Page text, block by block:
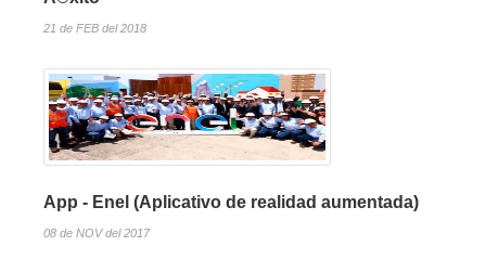
21 de FEB del 2018
App - Enel (Aplicativo de realidad aumentada)
08 de NOV del 2017